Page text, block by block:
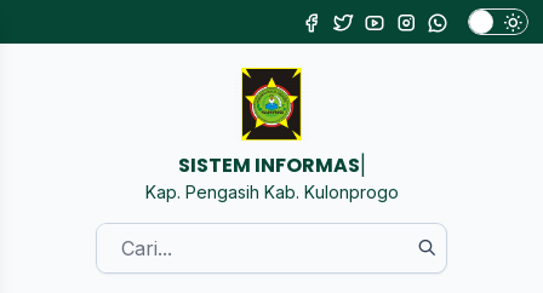
SISTEM INFORMASI KALURA
Kap. Pengasih Kab. Kulonprogo